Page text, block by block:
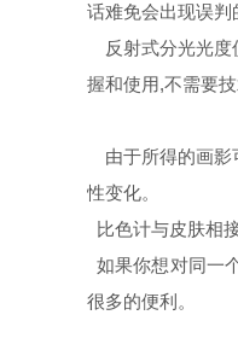
话难免会出现误判
反射式分光光度
握和使用,不需要
由于所得的画影
性变化。
比色计与皮肤相
如果你想对同一
很多的便利。